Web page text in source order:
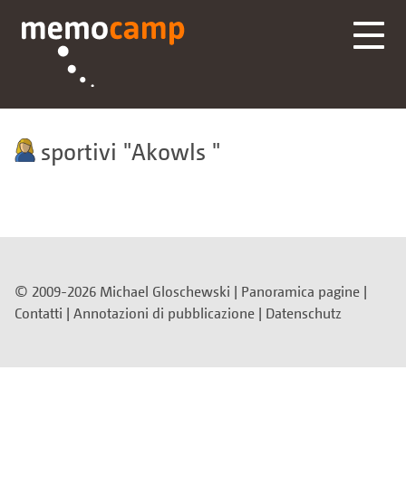
sportivi Akowls
© 2009-2026 Michael Gloschewski | Panoramica pagine |
Contatti | Annotazioni di pubblicazione | Datenschutz